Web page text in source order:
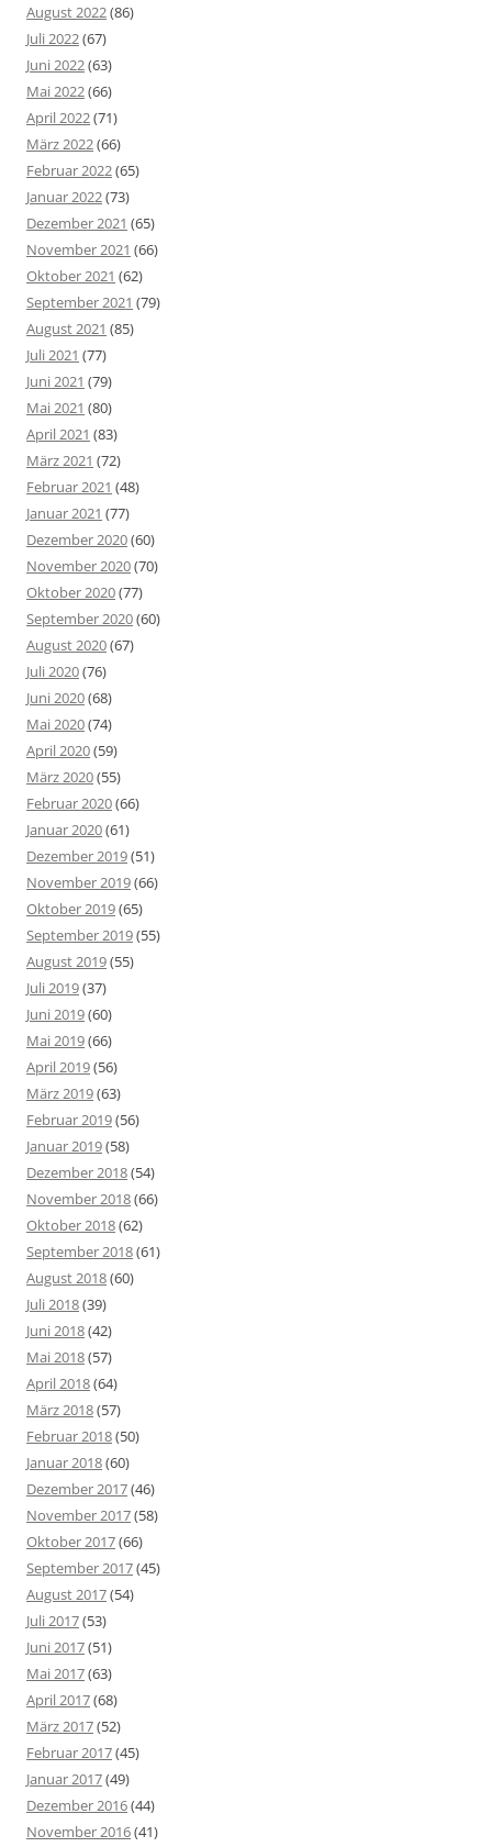
August 2022(86)
Juli 2022(67)
Juni 2022(63)
Mai 2022(66)
April 2022(71)
März 2022(66)
Februar 2022(65)
Januar 2022(73)
Dezember 2021 (65)
November 2021 (66)
Oktober 2021 (62)
September 2021 (79)
August 2021 (85)
Juli 2021 (77)
Juni 2021 (79)
Mai 2021 (80)
April 2021 (83)
März 2021 (72)
Februar 2021 (48)
Januar 2021 (77)
Dezember 2020(60)
November 2020(70)
Oktober 2020(77)
September 2020(60)
August 2020(67)
Juli 2020(76)
Juni 2020(68)
Mai 2020(74)
April 2020(59)
März 2020(55)
Februar 2020(66)
Januar 2020(61)
Dezember 2019(51)
November 2019(66)
Oktober 2019(65)
September 2019(55)
August 2019(55)
Juli 2019(37)
Juni 2019(60)
Mai 2019(66)
April 2019(56)
März 2019(63)
Februar 2019(56)
Januar 2019(58)
Dezember 2018(54)
November 2018(66)
Oktober 2018(62)
September 2018(61)
August 2018(60)
Juli 2018(39)
Juni 2018(42)
Mai 2018(57)
April 2018(64)
März 2018(57)
Februar 2018(50)
Januar 2018(60)
Dezember 2017(46)
November 2017(58)
Oktober 2017(66)
September 2017(45)
August 2017(54)
Juli 2017(53)
Juni 2017(51)
Mai 2017(63)
April 2017(68)
März 2017(52)
Februar 2017(45)
Januar 2017(49)
Dezember 2016(44)
November 2016(41)